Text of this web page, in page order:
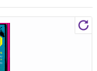
i
g